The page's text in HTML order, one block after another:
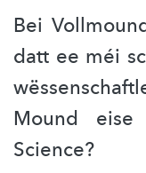
Bei
datt ee méi
Mound eise
Science?